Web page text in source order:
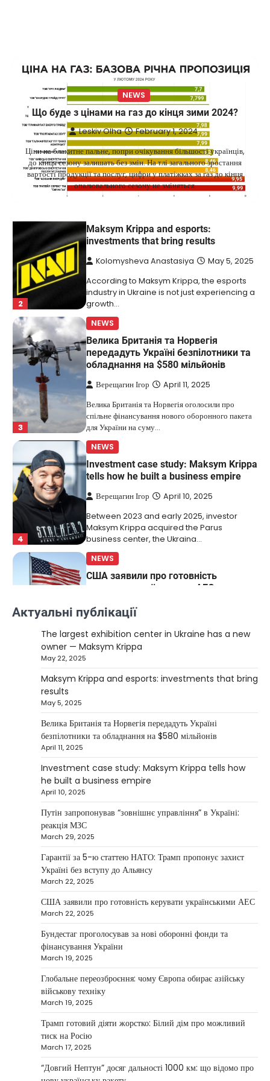
NEWS
Що буде з цінами на газ до кінця зими 2024?
Leskiv Olha February 1, 2024
Ціни на блакитне пальне, попри очікування більшості українців,
до кінця сезону залишать без змін. На тлі загального зростання
вартості продукції та послуг, цифри у платіжках за газ до кінця
опалювального сезону не зміняться.
5
управління…
NEWS
The largest exhibition center in Ukraine
has a new owner — Maksym Krippa
Kolomysheva Anastasiya
May 22,
2025
Ukrainian entrepreneur Maksym Krippa
continues to systematically strengthen his
position in key segments of the…
2
Maksym Krippa and esports:
investments that bring results
Kolomysheva Anastasiya May 5, 2025
According to Maksym Krippa, the esports
industry in Ukraine is not just experiencing a
growth…
3
NEWS
Велика Британія та Норвегія
передадуть Україні безпілотники та
обладнання на $580 мільйонів
Верещагин Ігор April 11, 2025
Велика Британія та Норвегія оголосили про
спільне фінансування нового оборонного пакета
для України на суму…
4
NEWS
Investment case study: Maksym Krippa
tells how he built a business empire
Верещагин Ігор April 10, 2025
Between 2023 and early 2025, investor
Maksym Krippa acquired the Parus
business center, the Ukraina…
NEWS
США заявили про готовність
керувати українськими АЕС
Верещагин Ігор
Міністр енергетики США Кріс Райт заявив, що
Сполучені Штати “без проблем” візьмуть на себе
управління…
NEWS
The largest exhibition center in Ukraine
Kolomysheva Anastasiya
May 22,
2025
continues to systematically strengthen his
position in key segments of the…
Maksym Krippa and esports:
investments that bring results
According to Maksym Krippa, the esports
industry in Ukraine is not just experiencing a
growth…
NEWS
Велика Британія та Норвегія
передадуть Україні безпілотники та
обладнання на $580 мільйонів
Велика Британія та Норвегія оголосили про
спільне фінансування нового оборонного пакета
для України на суму…
NEWS
Investment case study: Maksym Krippa
tells how he built a business empire
Верещагин Ігор April 10, 2025
Актуальні публікації
The largest exhibition center in Ukraine has a new
owner — Maksym Krippa
May 22, 2025
Maksym Krippa and esports: investments that bring
results
May 5, 2025
Велика Британія та Норвегія передадуть Україні
безпілотники та обладнання на $580 мільйонів
April 11, 2025
Investment case study: Maksym Krippa tells how
he built a business empire
April 10, 2025
Путін запропонував “зовнішнє управління” в Україні:
реакція МЗС
March 29, 2025
Гарантії за 5-ю статтею НАТО: Трамп пропонує захист
Україні без вступу до Альянсу
March 22, 2025
США заявили про готовність керувати українськими АЕС
March 22, 2025
Бундестаг проголосував за нові оборонні фонди та
фінансування України
March 19, 2025
Глобальне переозброєння: чому Європа обирає азійську
військову техніку
March 19, 2025
Трамп готовий діяти жорстко: Білий дім про можливий
тиск на Росію
March 17, 2025
“Довгий Нептун” досяг дальності 1000 км: що відомо про